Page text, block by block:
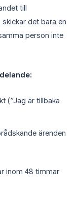
till
det bara en
person inte
(“Jag är tillbaka
ärenden
inom 48 timmar